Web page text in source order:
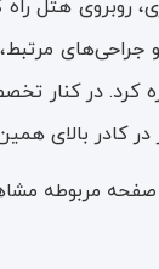
روبروی هتل
مرتبط،
کرد. در کنار
در کادر بالای
مربوطه